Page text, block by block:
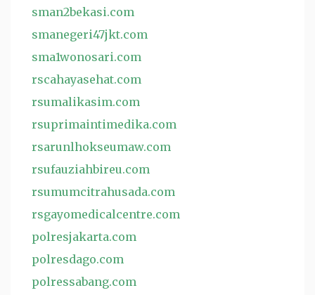
sman2bekasi.com
smanegeri47jkt.com
sma1wonosari.com
rscahayasehat.com
rsumalikasim.com
rsuprimaintimedika.com
rsarunlhokseumaw.com
rsufauziahbireu.com
rsumumcitrahusada.com
rsgayomedicalcentre.com
polresjakarta.com
polresdago.com
polressabang.com